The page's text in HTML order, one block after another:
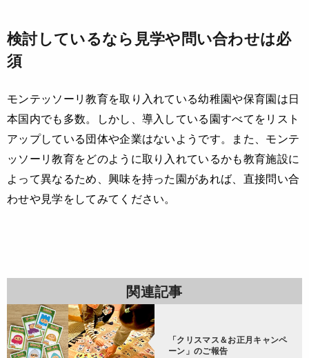
検討しているなら見学や問い合わせは必
須
モンテッソーリ教育を取り入れている幼稚園や保育園は日
本国内でも多数。しかし、導入している園すべてをリスト
アップしている団体や企業はないようです。また、モンテ
ッソーリ教育をどのように取り入れているかも教育施設に
よって異なるため、興味を持った園があれば、直接問い合
わせや見学をしてみてください。
関連記事
「クリスマス＆お正月キャンペ
ーン」のご報告